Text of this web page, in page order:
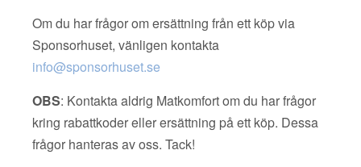
Om du har frågor om ersättning från ett köp via
Sponsorhuset, vänligen kontakta
info@sponsorhuset.se
OBS: Kontakta aldrig Matkomfort om du har frågor
kring rabattkoder eller ersättning på ett köp. Dessa
frågor hanteras av oss. Tack!